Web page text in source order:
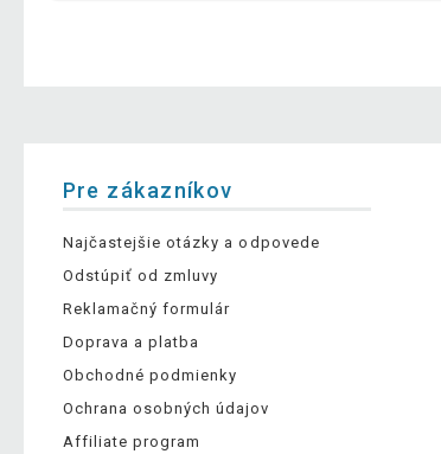
Pre zákazníkov
Najčastejšie otázky a odpovede
Odstúpiť od zmluvy
Reklamačný formulár
Doprava a platba
Obchodné podmienky
Ochrana osobných údajov
Affiliate program